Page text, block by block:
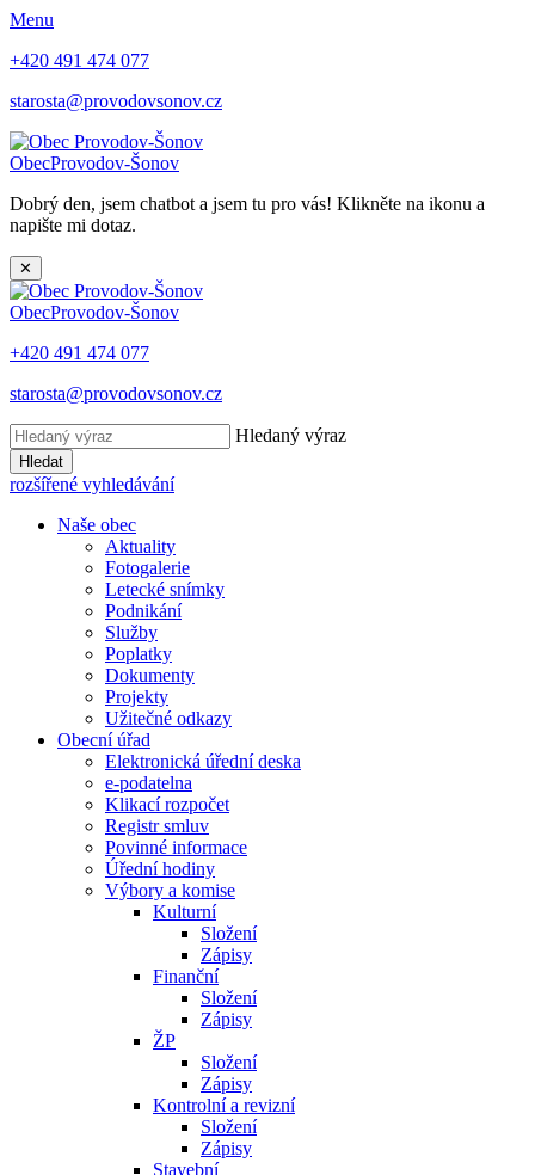
Menu
+420 491 474 077
starosta@provodovsonov.cz
ObecProvodov-Šonov
Dobrý den, jsem chatbot a jsem tu pro vás! Klikněte na ikonu a
napište mi dotaz.
✕
ObecProvodov-Šonov
+420 491 474 077
starosta@provodovsonov.cz
Hledaný výraz
Hledat
rozšířené vyhledávání
Naše obec
Aktuality
Fotogalerie
Letecké snímky
Podnikání
Služby
Poplatky
Dokumenty
Projekty
Užitečné odkazy
Obecní úřad
Elektronická úřední deska
e-podatelna
Klikací rozpočet
Registr smluv
Povinné informace
Úřední hodiny
Výbory a komise
Kulturní
Složení
Zápisy
Finanční
Složení
Zápisy
ŽP
Složení
Zápisy
Kontrolní a revizní
Složení
Zápisy
Stavební